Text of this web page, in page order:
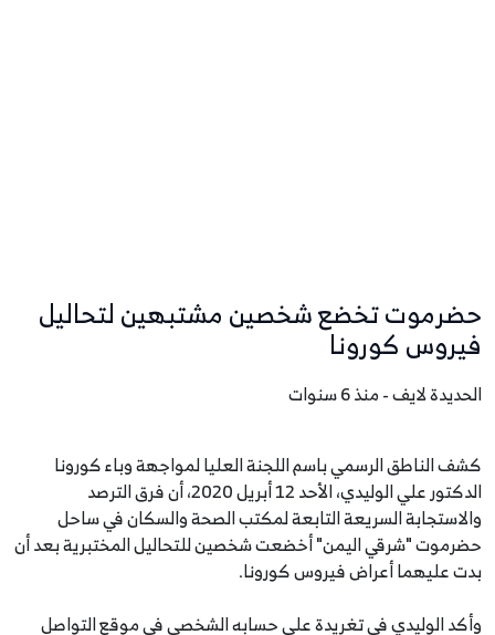
حضرموت تخضع شخصين مشتبهين لتحاليل
فيروس كورونا
الحديدة لايف - منذ 6 سنوات
كشف الناطق الرسمي باسم اللجنة العليا لمواجهة وباء كورونا
الدكتور علي الوليدي، الأحد 12 أبريل 2020، أن فرق الترصد
والاستجابة السريعة التابعة لمكتب الصحة والسكان في ساحل
حضرموت "شرقي اليمن" أخضعت شخصين للتحاليل المختبرية بعد أن
بدت عليهما أعراض فيروس كورونا.
وأكد الوليدي في تغريدة على حسابه الشخصي في موقع التواصل